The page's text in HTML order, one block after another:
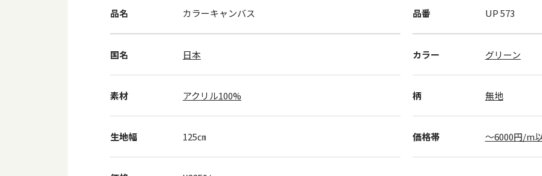
品名 カラーキャンバス 品番 UP 573
国名 日本 カラー グリーン
素材 アクリル100% 柄 無地
生地幅 125㎝ 価格帯 ～6000円/m